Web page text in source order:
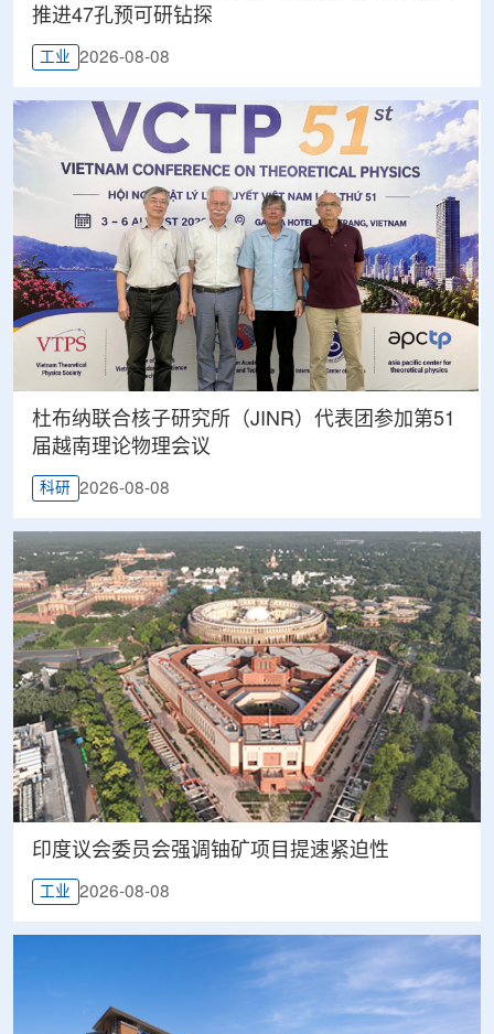
推进47孔预可研钻探
工业 2026-08-08
杜布纳联合核子研究所（JINR）代表团参加第51
届越南理论物理会议
科研 2026-08-08
印度议会委员会强调铀矿项目提速紧迫性
工业 2026-08-08